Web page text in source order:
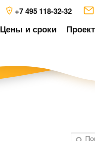
+7 495 118-32-32
Цены и сроки